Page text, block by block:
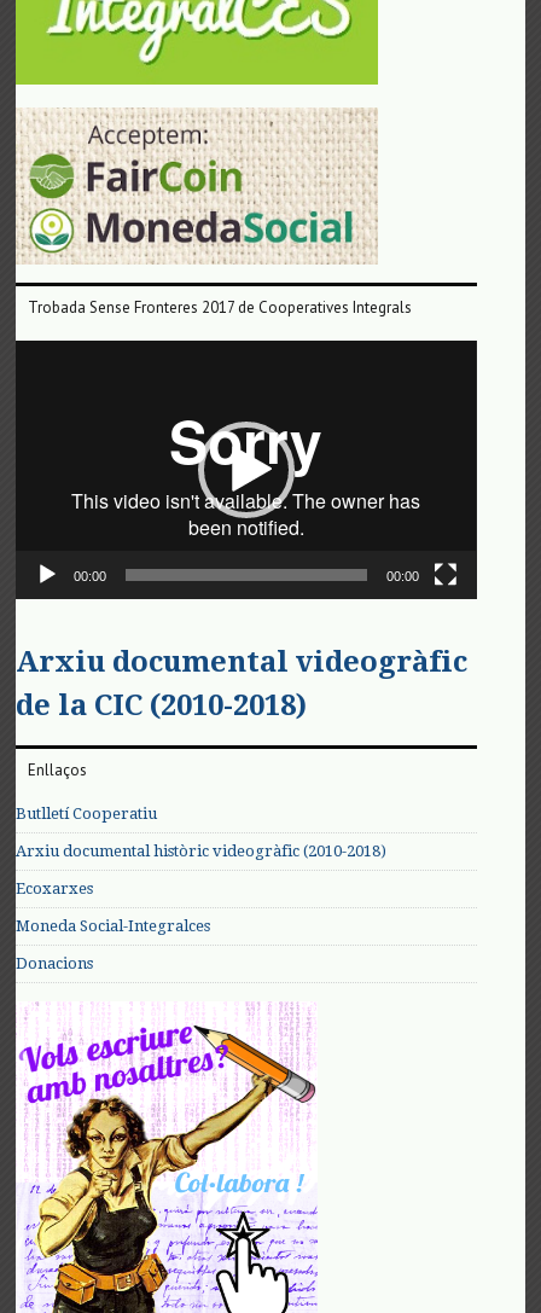
Trobada Sense Fronteres 2017 de Cooperatives Integrals
00:00 00:00
Arxiu documental videogràfic
de la CIC (2010-2018)
Enllaços
Butlletí Cooperatiu
Arxiu documental històric videogràfic (2010-2018)
Ecoxarxes
Moneda Social-Integralces
Donacions